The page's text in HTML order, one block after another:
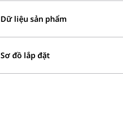
Dữ liệu sản phẩm
Sơ đồ lắp đặt